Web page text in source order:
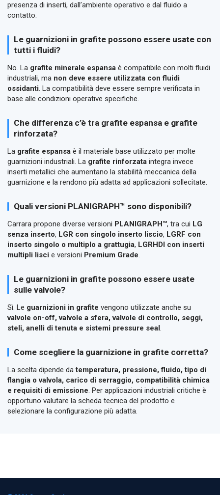
presenza di inserti, dall’ambiente operativo e dal fluido a
contatto.
Le guarnizioni in grafite possono essere usate con
tutti i fluidi?
No. La grafite minerale espansa è compatibile con molti fluidi
industriali, ma non deve essere utilizzata con fluidi
ossidanti. La compatibilità deve essere sempre verificata in
base alle condizioni operative specifiche.
Che differenza c’è tra grafite espansa e grafite
rinforzata?
La grafite espansa è il materiale base utilizzato per molte
guarnizioni industriali. La grafite rinforzata integra invece
inserti metallici che aumentano la stabilità meccanica della
guarnizione e la rendono più adatta ad applicazioni sollecitate.
Quali versioni PLANIGRAPH™ sono disponibili?
Carrara propone diverse versioni PLANIGRAPH™, tra cui LG
senza inserto, LGR con singolo inserto liscio, LGRF con
inserto singolo o multiplo a grattugia, LGRHDI con inserti
multipli lisci e versioni Premium Grade.
Le guarnizioni in grafite possono essere usate
sulle valvole?
Sì. Le guarnizioni in grafite vengono utilizzate anche su
valvole on-off, valvole a sfera, valvole di controllo, seggi,
steli, anelli di tenuta e sistemi pressure seal .
Come scegliere la guarnizione in grafite corretta?
La scelta dipende datemperatura, pressione, fluido, tipo di
flangia o valvola, carico di serraggio, compatibilità chimica
e requisiti di emissione. Per applicazioni industriali critiche è
opportuno valutare la scheda tecnica del prodotto e
selezionare la configurazione più adatta.